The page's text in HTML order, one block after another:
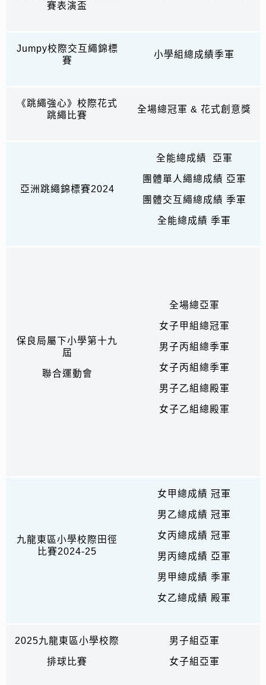
賽表演盃
Jumpy校際交互繩錦標
賽
小學組總成績季軍
《跳繩強心》校際花式
跳繩比賽
全場總冠軍 & 花式創意獎
亞洲跳繩錦標賽2024
全能總成績 亞軍
團體單人繩總成績 亞軍
團體交互繩總成績 季軍
全能總成績 季軍
保良局屬下小學第十九
屆
聯合運動會
全場總亞軍
女子甲組總冠軍
男子丙組總季軍
女子丙組總季軍
男子乙組總殿軍
女子乙組總殿軍
九龍東區小學校際田徑
比賽2024-25
女甲總成績 冠軍
男乙總成績 冠軍
女丙總成績 冠軍
男丙總成績 亞軍
男甲總成績 季軍
女乙總成績 殿軍
2025九龍東區小學校際
排球比賽
男子組亞軍
女子組亞軍